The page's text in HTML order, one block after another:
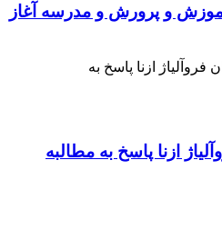
و پرورش و مدرسه آغاز
ازنا پاسخ به مطالبه